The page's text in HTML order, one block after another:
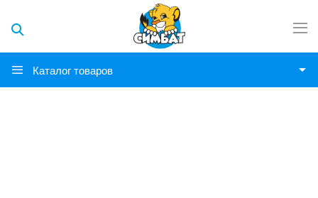
Каталог товаров